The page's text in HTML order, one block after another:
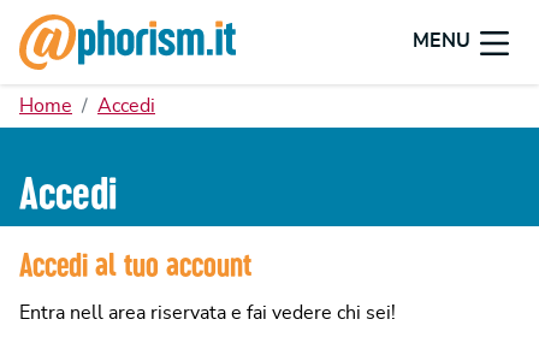
MENU
Home Accedi
Accedi
Accedi al tuo account
Entra nell area riservata e fai vedere chi sei!